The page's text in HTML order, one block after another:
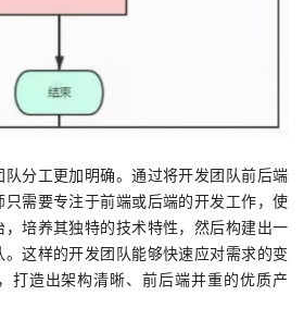
分工更加明确。通过将开发团队前后端
需要专注于前端或后端的开发工作，使
培养其独特的技术特性，然后构建出一
这样的开发团队能够快速应对需求的变
打造出架构清晰、前后端并重的优质产